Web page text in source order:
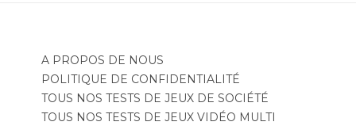
A PROPOS DE NOUS
POLITIQUE DE CONFIDENTIALITÉ
TOUS NOS TESTS DE JEUX DE SOCIÉTÉ
TOUS NOS TESTS DE JEUX VIDÉO MULTI